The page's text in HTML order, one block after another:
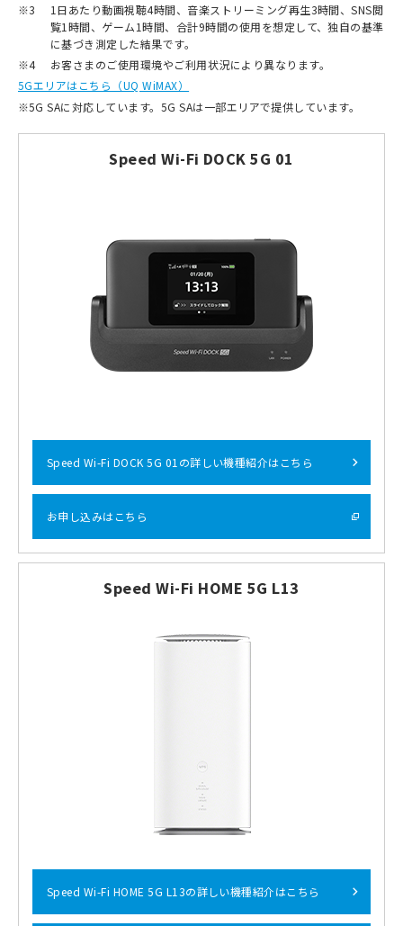
※3
1日あたり動画視聴4時間、音楽ストリーミング再生3時間、SNS閲
覧1時間、ゲーム1時間、合計9時間の使用を想定して、独自の基準
に基づき測定した結果です。
※4
お客さまのご使用環境やご利用状況により異なります。
5Gエリアはこちら（UQ WiMAX）
※5G SAに対応しています。5G SAは一部エリアで提供しています。
Speed Wi-Fi DOCK 5G 01
Speed Wi-Fi DOCK 5G 01の詳しい機種紹介はこちら
お申し込みはこちら
Speed Wi-Fi HOME 5G L13
Speed Wi-Fi HOME 5G L13の詳しい機種紹介はこちら